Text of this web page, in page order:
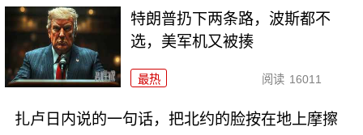
特朗普扔下两条路，波斯都不
选，美军机又被揍
最热 阅读 16011
扎卢日内说的一句话，把北约的脸按在地上摩擦